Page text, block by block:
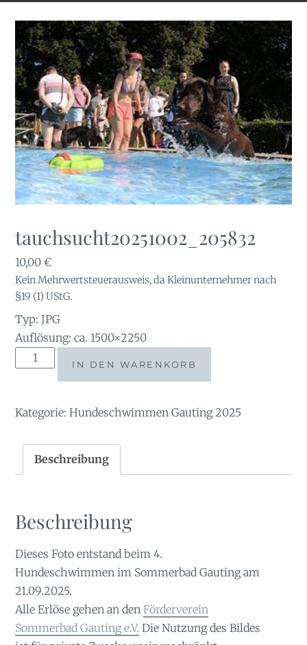
tauchsucht20251002_205832
10,00€
Kein Mehrwertsteuerausweis, da Kleinunternehmer nach
§19 (1) UStG.
Typ: JPG
Auflösung: ca. 1500×2250
tauchsucht20251002_205832
IN DEN WARENKORB
Kategorie:Hundeschwimmen Gauting 2025
Beschreibung
Beschreibung
Dieses Foto entstand beim 4.
Hundeschwimmen im Sommerbad Gauting am
21.09.2025.
Alle Erlöse gehen an denFörderverein
Sommerbad Gauting e.V. Die Nutzung des Bildes